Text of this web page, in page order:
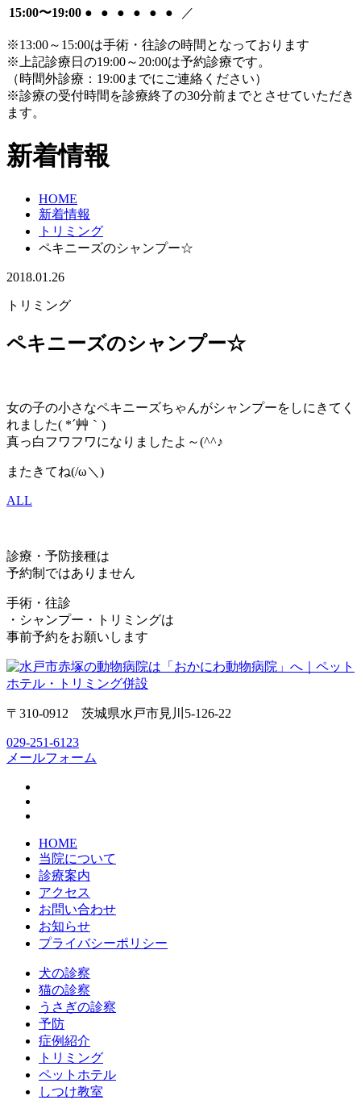
15:00〜19:00 ● ● ● ● ● ● ／
※13:00～15:00は手術・往診の時間となっております
※上記診療日の19:00～20:00は予約診療です。
（時間外診療：19:00までにご連絡ください）
※診療の受付時間を診療終了の30分前までとさせていただき
ます。
新着情報
HOME
新着情報
トリミング
ペキニーズのシャンプー☆
2018.01.26
トリミング
ペキニーズのシャンプー☆
女の子の小さなペキニーズちゃんがシャンプーをしにきてく
れました( *´艸｀)
真っ白フワフワになりましたよ～(^^♪
またきてね(/ω＼)
ALL
診療・予防接種は
予約制ではありません
手術・往診
・シャンプー・トリミングは
事前予約をお願いします
〒310-0912 茨城県水戸市見川5-126-22
029-251-6123
メールフォーム
HOME
当院について
診療案内
アクセス
お問い合わせ
お知らせ
プライバシーポリシー
犬の診察
猫の診察
うさぎの診察
予防
症例紹介
トリミング
ペットホテル
しつけ教室